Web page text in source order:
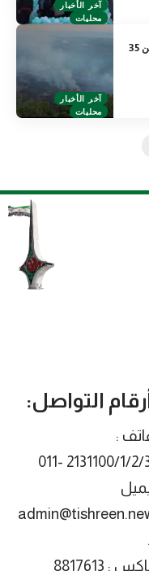
آخر الأخبار
محليات
آخر الأخبار
محليات
السيطرة على حريق في ريف اللاذقية بعد أكثر من 35
التواصل:
:
2131100/1/2/3/6
: 8817613